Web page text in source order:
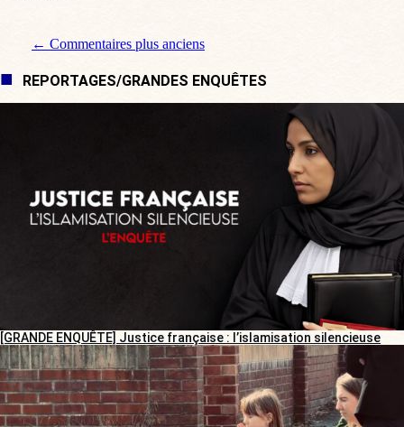
Navigation de commentaire
← Commentaires plus anciens
REPORTAGES/GRANDES ENQUÊTES
[GRANDE ENQUÊTE] Justice française : l’islamisation silencieuse